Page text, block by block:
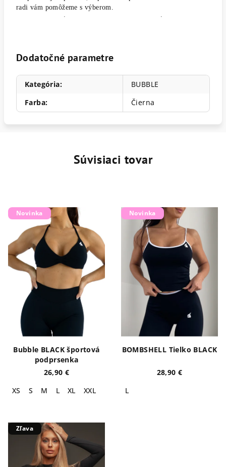
radi vám pomôžeme s výberom.
Dodatočné parametre
Kategória:
BUBBLE
Farba: Čierna
Súvisiaci tovar
Novinka
Bubble BLACK športová
podprsenka
26,90 €
XS
S M L XL XXL
Novinka
BOMBSHELL Tielko BLACK
28,90 €
L
Zľava